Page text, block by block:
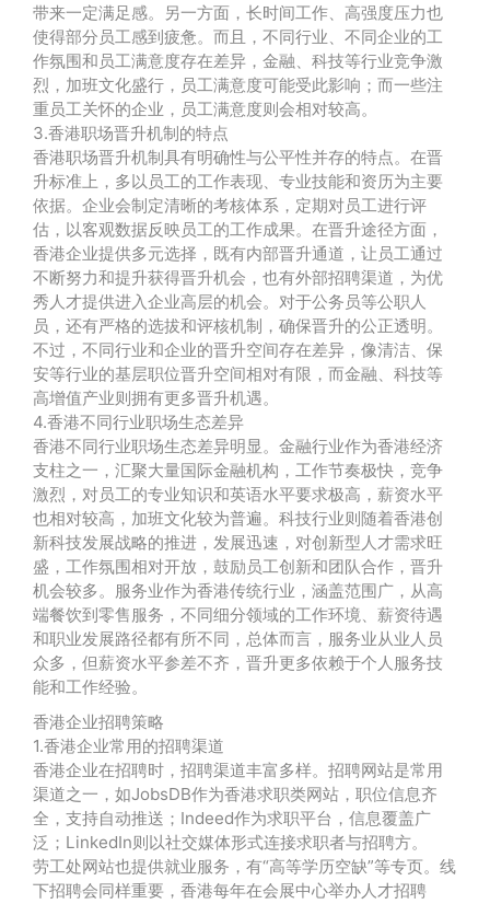
带来一定满足感。另一方面，长时间工作、高强度压力也
使得部分员工感到疲惫。而且，不同行业、不同企业的工
作氛围和员工满意度存在差异，金融、科技等行业竞争激
烈，加班文化盛行，员工满意度可能受此影响；而一些注
重员工关怀的企业，员工满意度则会相对较高。
3.香港职场晋升机制的特点
香港职场晋升机制具有明确性与公平性并存的特点。在晋
升标准上，多以员工的工作表现、专业技能和资历为主要
依据。企业会制定清晰的考核体系，定期对员工进行评
估，以客观数据反映员工的工作成果。在晋升途径方面，
香港企业提供多元选择，既有内部晋升通道，让员工通过
不断努力和提升获得晋升机会，也有外部招聘渠道，为优
秀人才提供进入企业高层的机会。对于公务员等公职人
员，还有严格的选拔和评核机制，确保晋升的公正透明。
不过，不同行业和企业的晋升空间存在差异，像清洁、保
安等行业的基层职位晋升空间相对有限，而金融、科技等
高增值产业则拥有更多晋升机遇。
4.香港不同行业职场生态差异
香港不同行业职场生态差异明显。金融行业作为香港经济
支柱之一，汇聚大量国际金融机构，工作节奏极快，竞争
激烈，对员工的专业知识和英语水平要求极高，薪资水平
也相对较高，加班文化较为普遍。科技行业则随着香港创
新科技发展战略的推进，发展迅速，对创新型人才需求旺
盛，工作氛围相对开放，鼓励员工创新和团队合作，晋升
机会较多。服务业作为香港传统行业，涵盖范围广，从高
端餐饮到零售服务，不同细分领域的工作环境、薪资待遇
和职业发展路径都有所不同，总体而言，服务业从业人员
众多，但薪资水平参差不齐，晋升更多依赖于个人服务技
能和工作经验。
香港企业招聘策略
1.香港企业常用的招聘渠道
香港企业在招聘时，招聘渠道丰富多样。招聘网站是常用
渠道之一，如JobsDB作为香港求职类网站，职位信息齐
全，支持自动推送；Indeed作为求职平台，信息覆盖广
泛；LinkedIn则以社交媒体形式连接求职者与招聘方。
劳工处网站也提供就业服务，有“高等学历空缺”等专页。线
下招聘会同样重要，香港每年在会展中心举办人才招聘